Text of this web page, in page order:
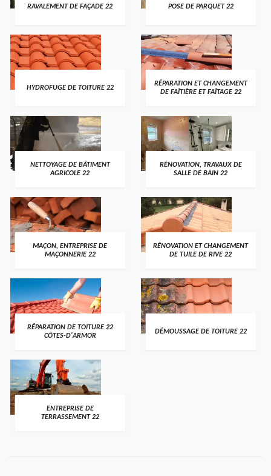
RAVALEMENT DE FAÇADE 22 POSE DE PARQUET 22
HYDROFUGE DE TOITURE 22
RÉPARATION ET CHANGEMENT
DE FAÎTIÈRE ET FAÎTAGE 22
NETTOYAGE DE BÂTIMENT
AGRICOLE 22
RÉNOVATION, TRAVAUX DE
SALLE DE BAIN 22
MAÇON, ENTREPRISE DE
MAÇONNERIE 22
RÉNOVATION ET CHANGEMENT
DE TUILE DE RIVE 22
RÉPARATION DE TOITURE 22
CÔTES-D'ARMOR
DÉMOUSSAGE DE TOITURE 22
ENTREPRISE DE
TERRASSEMENT 22